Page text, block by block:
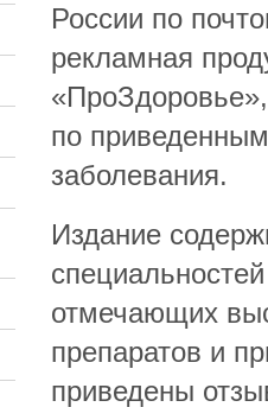
России по
рекламная
по
заболевания.
Издание
отмечающих
препаратов и
приведены